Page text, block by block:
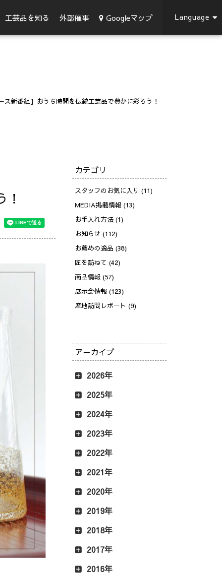
工芸品を知る 外部催事 Googleマップ Language
ス新番組】おうち時間を伝統工芸品で豊かに彩ろう！
カテゴリ
スタッフのお気に入り (11)
MEDIA掲載情報 (13)
お手入れ方法 (1)
お知らせ (112)
お薦めの逸品 (38)
匠を訪ねて (42)
商品情報 (57)
展示会情報 (123)
産地訪問レポート (9)
アーカイブ
2026年
2025年
2024年
2023年
2022年
2021年
2020年
2019年
2018年
2017年
2016年